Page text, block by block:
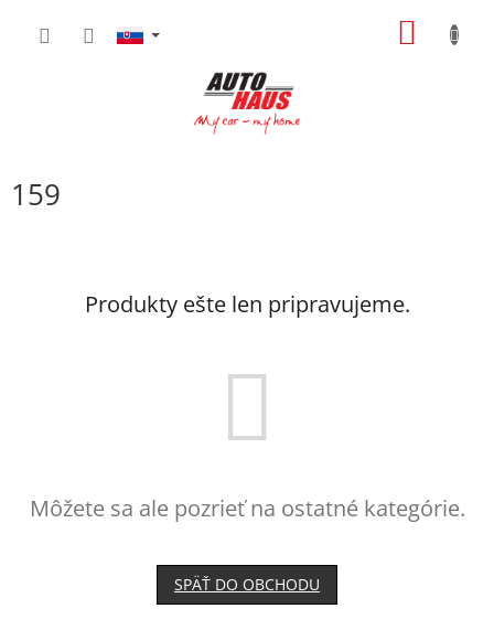
159
Produkty ešte len pripravujeme.
Môžete sa ale pozrieť na ostatné kategórie.
SPÄŤ DO OBCHODU